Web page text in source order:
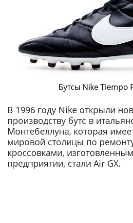
Бутсы Nike Tiempo
В 1996 году Nike открыли
производству бутс в
Монтебеллуна, которая
мировой столицы по
кроссовками,
предприятии, стали Air GX.